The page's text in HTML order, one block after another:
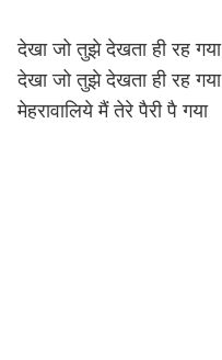
देखा जो तुझे देखता ही रह गया
देखा जो तुझे देखता ही रह गया
मेहरावालिये मैं तेरे पैरी पै गया